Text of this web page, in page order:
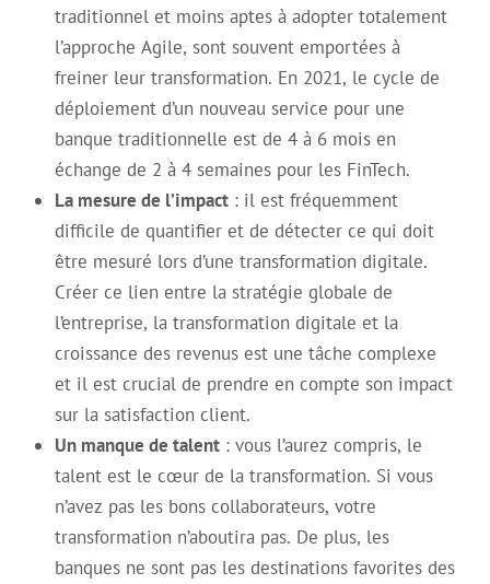
traditionnel et moins aptes à adopter totalement
l’approche Agile, sont souvent emportées à
freiner leur transformation. En 2021, le cycle de
déploiement d’un nouveau service pour une
banque traditionnelle est de 4 à 6 mois en
échange de 2 à 4 semaines pour les FinTech.
La mesure de l’impact : il est fréquemment
difficile de quantifier et de détecter ce qui doit
être mesuré lors d’une transformation digitale.
Créer ce lien entre la stratégie globale de
l’entreprise, la transformation digitale et la
croissance des revenus est une tâche complexe
et il est crucial de prendre en compte son impact
sur la satisfaction client.
Un manque de talent : vous l’aurez compris, le
talent est le cœur de la transformation. Si vous
n’avez pas les bons collaborateurs, votre
transformation n’aboutira pas. De plus, les
banques ne sont pas les destinations favorites des